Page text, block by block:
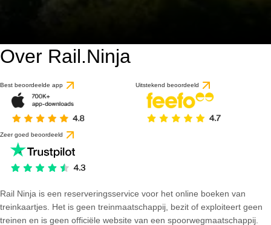
Over Rail.Ninja
Best beoordeelde app Uitstekend beoordeeld
Zeer goed beoordeeld
Rail Ninja is een reserveringsservice voor het online boeken van
treinkaartjes. Het is geen treinmaatschappij, bezit of exploiteert geen
treinen en is geen officiële website van een spoorwegmaatschappij.